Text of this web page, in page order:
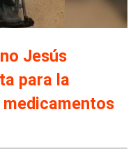
Jesús
para la